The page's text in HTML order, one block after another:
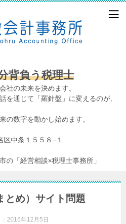
背負う税理士
社の未来を決めます。
を通じて「羅針盤」に変えるのが、
の数字を動かし始めます。
中条１５５８−１
の「経営相談×税理士事務所」
とめ）サイト問題
2016年12月5日